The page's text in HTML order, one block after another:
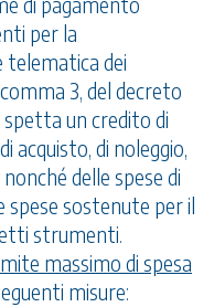
per la
telematica dei
3, del decreto
spetta un credito di
di noleggio,
delle spese di
sostenute per il
strumenti.
massimo di spesa
misure: